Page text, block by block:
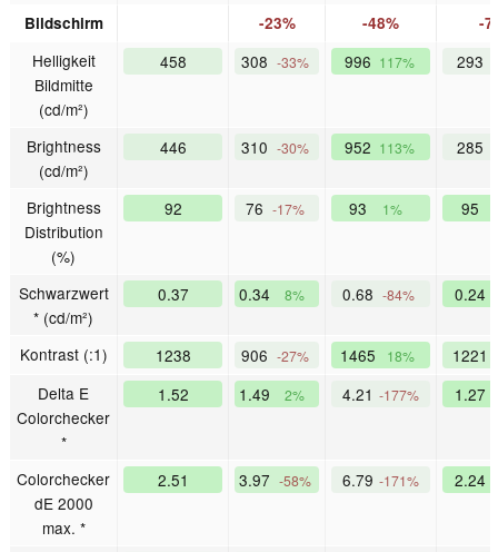
Bildschirm -23% -48% -
Helligkeit
Bildmitte
(cd/m²)
458 308 -33% 996 117% 293
Brightness
(cd/m²)
446 310 -30% 952 113% 285
Brightness
Distribution
(%)
92 76 -17% 93 1% 95
Schwarzwert
* (cd/m²)
0.37 0.34 8% 0.68 -84% 0.24
Kontrast (:1) 1238 906 -27% 1465 18%
1221
Delta E
Colorchecker
*
1.52 1.49 2% 4.21 -177% 1.27
Colorchecker
dE 2000
max. *
2.51 3.97 -58% 6.79 -171% 2.24